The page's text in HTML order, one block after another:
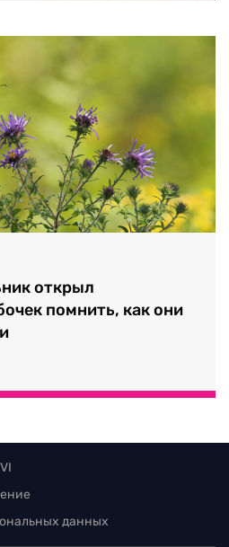
открыл
помнить, как они
данных